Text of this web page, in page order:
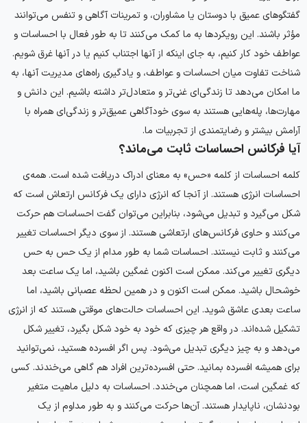
گفتگوهای عمیق با دوستان یا مشاوران، و تمرینات آگاهی و تنفس می‌توانند
مؤثر باشند. این رویکردها به ما کمک می‌کنند تا به طور فعال با احساسات و
عواطف خود کار کنیم، به جای اینکه از آنها اجتناب کنیم یا در آنها غرق شویم.
شناخت تفاوت میان احساسات و عواطف، و یادگیری راه‌های مدیریت آنها، به
ما امکان می‌دهد تا زندگی‌ای غنی‌تر و متعادل‌تر داشته باشیم. این دانش و
مهارت‌ها، پله‌هایی هستند به سوی خودآگاهی عمیق‌تر و زندگی‌ای همراه با
آرامش بیشتر و رضایتمندی از تجربیات ما.
آیا فرکانس احساسات ثابت می‌ماند؟
کلمه احساسات از کلمه «حس» به معنای ادراک دریافت شده است. همه‌ی
احساسات انرژی هستند. از آنجا که انرژی دارای یک فرکانس ارتعاش است که
شکل می‌گیرد و تبدیل می‌شود، بنابراین می‌توان گفت احساسات هم حرکت
می‌کنند و حاوی فرکانس‌های ارتعاشی هستند. از سوی دیگر احساسات تغییر
می‌کنند و ثابت نیستند. احساسات شما به طور مدام از یک حس به حس
دیگری تغییر می‌کند. ممکن است اکنون غمگین باشید، اما یک ساعت بعد
خوشحال باشید. ممکن است اکنون و در همین لحظه عصبانی باشید، اما
ساعت بعدی عاشق شوید. این احساسات حالت‌های موقتی هستند که از انرژی
تشکیل شده‌اند. در واقع هر چیزی که خود به خود شکل بگیرد، تغییر شکل
می‌دهد و به چیز دیگری تبدیل می‌شود. پس اگر افسرده هستید، نمی‌توانید
برای همیشه افسرده بمانید. حتی افسرده‌ترین افراد هم گاهی می‌خندند. کسی
که غمگین است، اما همچنان می‌خندد. احساسات به دلیل ماهیت متغیر
بودنشان، ناپایدار هستند. آن‌ها حرکت می‌کنند و به طور مداوم از یک